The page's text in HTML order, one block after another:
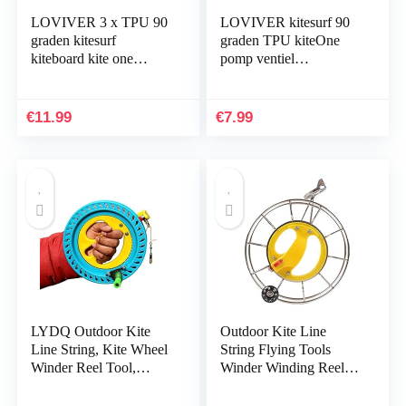
LOVIVER 3 x TPU 90
graden kitesurf
kiteboard kite one
€11.99
LOVIVER kitesurf 90
graden TPU kiteOne
pomp ventiel
€7.99
LYDQ Outdoor Kite
Line String, Kite Wheel
Winder Reel Tool,
Outdoor Kite Line
String Flying Tools
Winder Winding Reel